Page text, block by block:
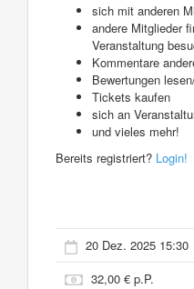
sich mit anderen
andere Mitglieder
Veranstaltung
Kommentare
Bewertungen
Tickets kaufen
sich an
und vieles mehr!
Bereits registriert? Login!
20 Dez. 2025 15:30
32,00 € p.P.